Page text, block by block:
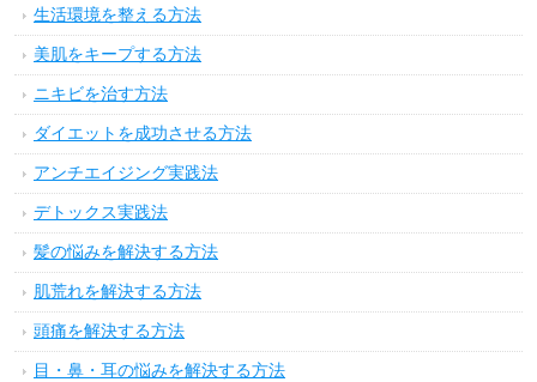
生活環境を整える方法
美肌をキープする方法
ニキビを治す方法
ダイエットを成功させる方法
アンチエイジング実践法
デトックス実践法
髪の悩みを解決する方法
肌荒れを解決する方法
頭痛を解決する方法
目・鼻・耳の悩みを解決する方法